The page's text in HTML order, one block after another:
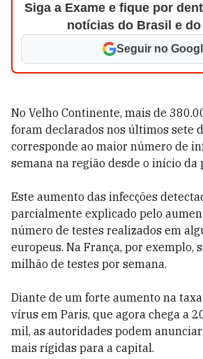
Siga a Exame e fique por
notícias do Brasil e
Seguir no
No Velho Continente, mais de
foram declarados nos últimos sete
corresponde ao maior número de
semana na região desde o início da
Este aumento das infecções
parcialmente explicado pelo
número de testes realizados em
europeus. Na França, por exemplo,
milhão de testes por semana.
Diante de um forte aumento na
vírus em Paris, que agora chega a
mil, as autoridades podem
mais rígidas para a capital.